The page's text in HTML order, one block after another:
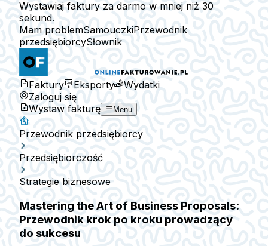
Wystawiaj faktury za darmo w mniej niż 30
sekund.
Mam problemSamouczkiPrzewodnik
przedsiębiorcySłownik
Faktury Eksporty
Wydatki
Zaloguj się
Wystaw fakturę
Menu
Przewodnik przedsiębiorcy
Przedsiębiorczość
Strategie biznesowe
Mastering the Art of Business Proposals:
Przewodnik krok po kroku prowadzący
do sukcesu